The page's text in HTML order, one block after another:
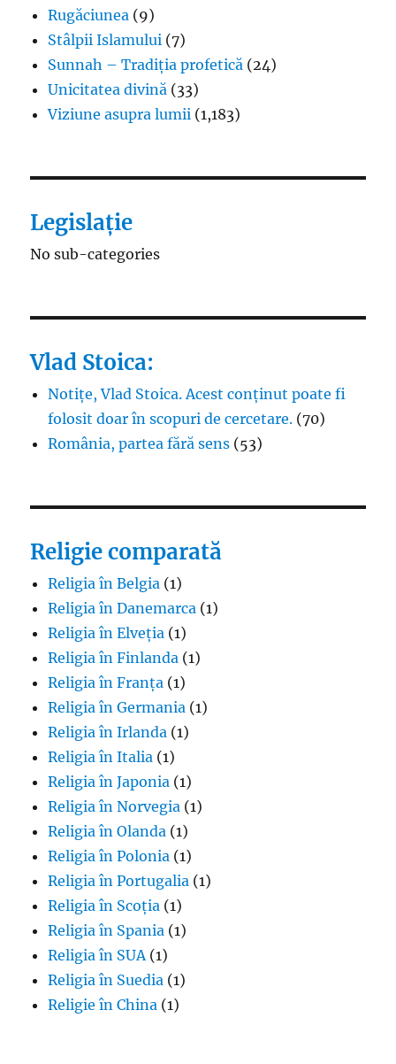
Rugăciunea (9)
Stâlpii Islamului (7)
Sunnah – Tradiția profetică (24)
Unicitatea divină (33)
Viziune asupra lumii (1,183)
Legislație
No sub-categories
Vlad Stoica:
Notițe, Vlad Stoica. Acest conținut poate fi
folosit doar în scopuri de cercetare. (70)
România, partea fără sens (53)
Religie comparată
Religia în Belgia (1)
Religia în Danemarca (1)
Religia în Elveția (1)
Religia în Finlanda (1)
Religia în Franța (1)
Religia în Germania (1)
Religia în Irlanda (1)
Religia în Italia (1)
Religia în Japonia (1)
Religia în Norvegia (1)
Religia în Olanda (1)
Religia în Polonia (1)
Religia în Portugalia (1)
Religia în Scoția (1)
Religia în Spania (1)
Religia în SUA (1)
Religia în Suedia (1)
Religie în China (1)